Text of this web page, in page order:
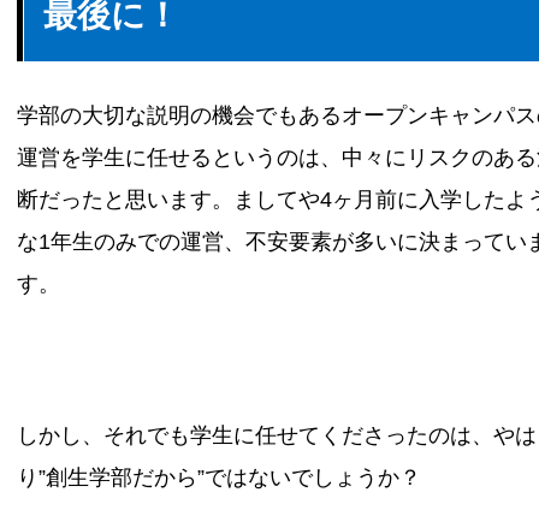
最後に！
学部の大切な説明の機会でもあるオープンキャンパ
運営を学生に任せるというのは、中々にリスクのあ
断だったと思います。ましてや4ヶ月前に入学したよ
な1年生のみでの運営、不安要素が多いに決まってい
す。
しかし、それでも学生に任せてくださったのは、やは
り”創生学部だから”ではないでしょうか？